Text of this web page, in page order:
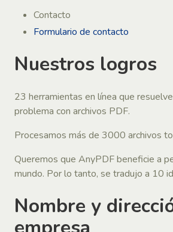
Contacto
Formulario de contacto
Nuestros logros
23 herramientas en línea que
problema con archivos PDF.
Procesamos más de 3000 archivos
Queremos que AnyPDF beneficie a
mundo. Por lo tanto, se tradujo a 10
Nombre y